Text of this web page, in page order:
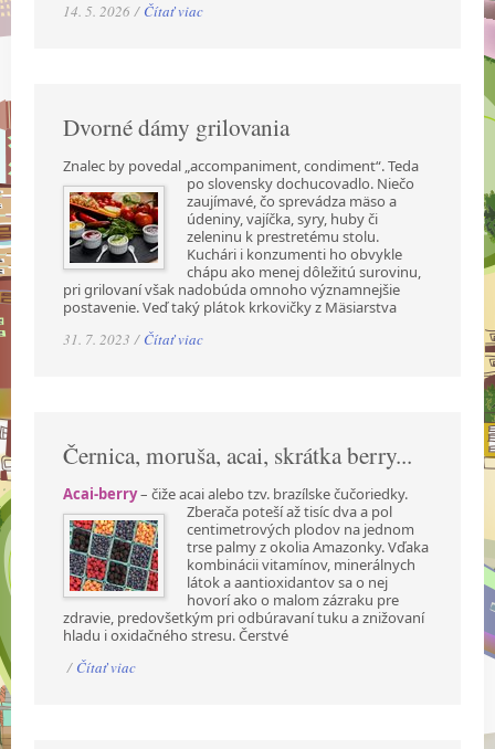
14. 5. 2026 / Čítať viac
Dvorné dámy grilovania
Znalec by povedal „accompaniment, condiment“. Teda
po slovensky dochucovadlo. Niečo
zaujímavé, čo sprevádza mäso a
údeniny, vajíčka, syry, huby či
zeleninu k prestretému stolu.
Kuchári i konzumenti ho obvykle
chápu ako menej dôležitú surovinu,
pri grilovaní však nadobúda omnoho významnejšie
postavenie. Veď taký plátok krkovičky z Mäsiarstva
31. 7. 2023 / Čítať viac
Černica, moruša, acai, skrátka berry...
Acai-berry– čiže acai alebo tzv. brazílske čučoriedky.
Zberača poteší až tisíc dva a pol
centimetrových plodov na jednom
trse palmy z okolia Amazonky. Vďaka
kombinácii vitamínov, minerálnych
látok a aantioxidantov sa o nej
hovorí ako o malom zázraku pre
zdravie, predovšetkým pri odbúravaní tuku a znižovaní
hladu i oxidačného stresu. Čerstvé
/ Čítať viac